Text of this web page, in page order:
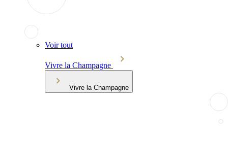
Voir tout
Vivre la Champagne
Vivre la Champagne